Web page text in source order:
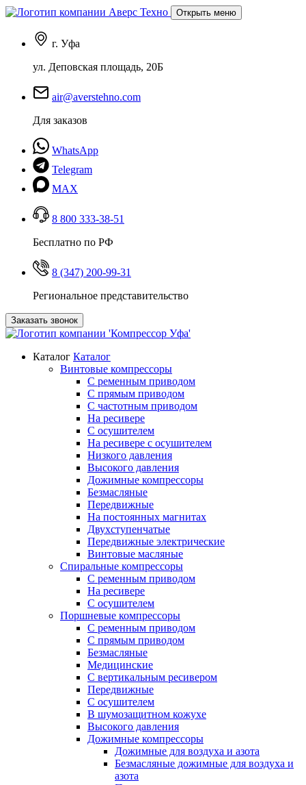
Открыть меню
г. Уфа
ул. Деповская площадь, 20Б
air@averstehno.com
Для заказов
WhatsApp
Telegram
MAX
8 800 333-38-51
Бесплатно по РФ
8 (347) 200-99-31
Региональное представительство
Заказать звонок
Каталог Каталог
Винтовые компрессоры
С ременным приводом
С прямым приводом
С частотным приводом
На ресивере
С осушителем
На ресивере с осушителем
Низкого давления
Высокого давления
Дожимные компрессоры
Безмасляные
Передвижные
На постоянных магнитах
Двухступенчатые
Передвижные электрические
Винтовые масляные
Спиральные компрессоры
С ременным приводом
На ресивере
С осушителем
Поршневые компрессоры
С ременным приводом
С прямым приводом
Безмасляные
Медицинские
С вертикальным ресивером
Передвижные
С осушителем
В шумозащитном кожухе
Высокого давления
Дожимные компрессоры
Дожимные для воздуха и азота
Безмасляные дожимные для воздуха и
азота